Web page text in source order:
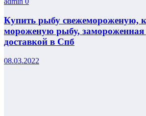
Купить рыбу свежемороженую,
мороженую рыбу,
доставкой в Спб
08.03.2022